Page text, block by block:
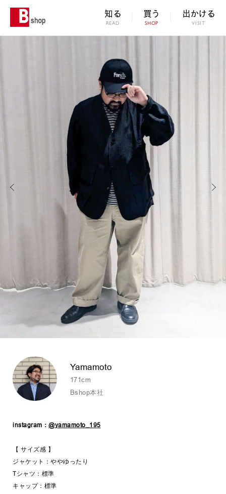
知る
READ
買う
SHOP
出かける
VISIT
Yamamoto
171cm
Bshop本社
instagram： @yamamoto_195
【 サイズ感 】
ジャケット：ややゆったり
Tシャツ：標準
キャップ：標準